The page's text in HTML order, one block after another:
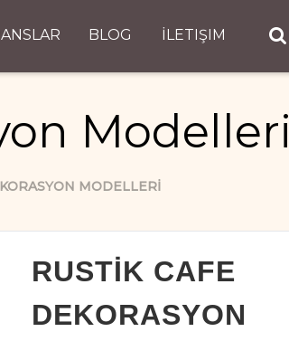
BLOG İLETIŞIM
Modelleri
MODELLERI
RUSTIK CAFE
DEKORASYON